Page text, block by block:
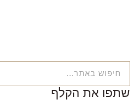
שתפו את הקלף